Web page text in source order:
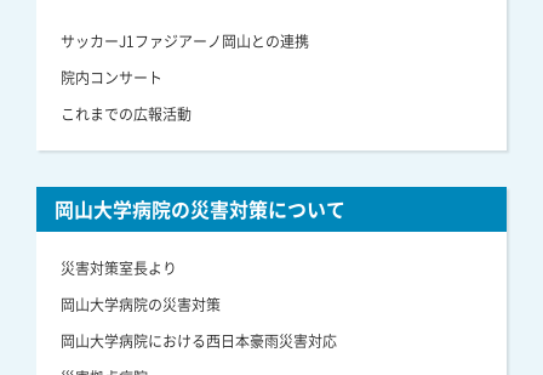
サッカーJ1ファジアーノ岡山との連携
院内コンサート
これまでの広報活動
岡山大学病院の災害対策について
災害対策室長より
岡山大学病院の災害対策
岡山大学病院における西日本豪雨災害対応